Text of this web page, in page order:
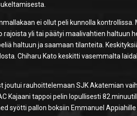
ei ollut peli kunnolla
rajoista yli tai päätyi maalivahtien haltuun
haltuun ja saamaan tilanteita.
Chiharu Kato keskitti vasemmalta
joutui rauhoittelemaan SJK Akatemian
Kajaani tappoi pelin lopullisesti
syötti pallon boksiin Emmanuel